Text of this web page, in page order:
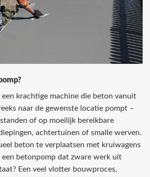
een krachtige machine die beton vanuit
naar de gewenste locatie pompt –
of op moeilijk bereikbare
achtertuinen of smalle werven.
beton te verplaatsen met kruiwagens
een betonpomp dat zware werk uit
Een veel vlotter bouwproces,